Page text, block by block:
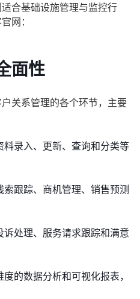
合基础设施管理与监控行
网：
面性
关系管理的各个环节，主要
录入、更新、查询和分类等
跟踪、商机管理、销售预测
处理、服务请求跟踪和满意
的数据分析和可视化报表，